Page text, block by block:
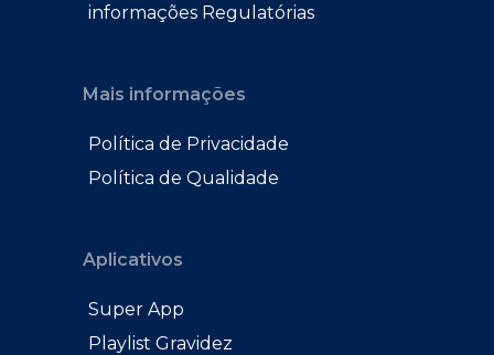
informações Regulatórias
Mais informações
Política de Privacidade
Política de Qualidade
Aplicativos
Super App
Playlist Gravidez